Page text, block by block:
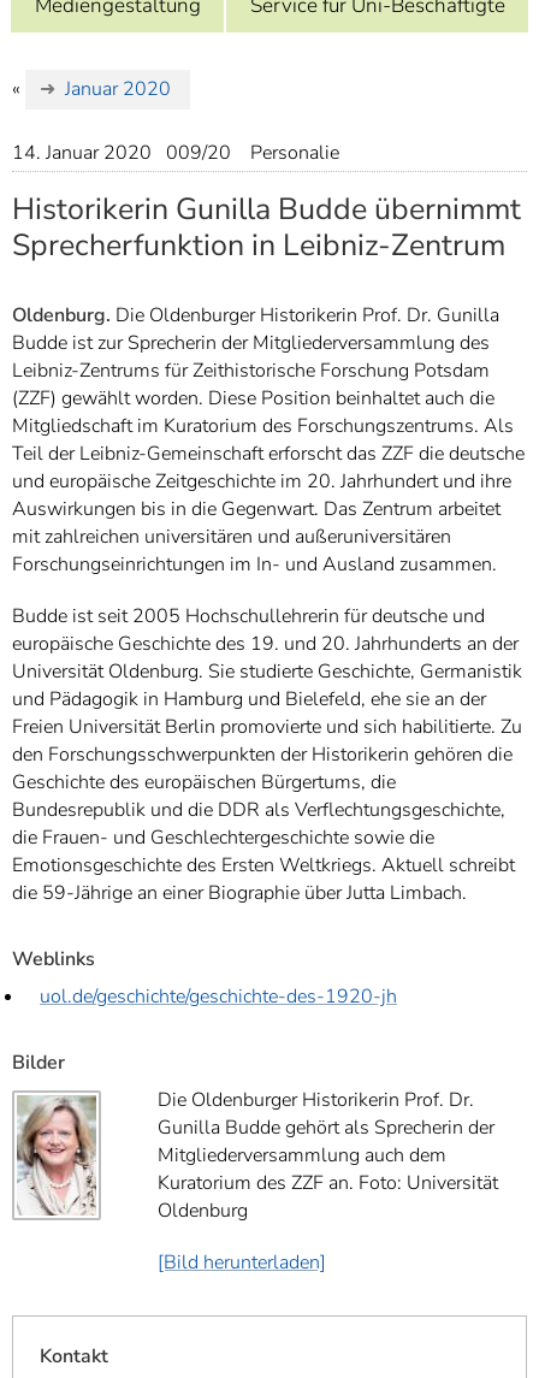
7]
Informationen zur
« Januar 2020
14. Januar 2020 009/20 Personalie
Historikerin Gunilla Budde übernimmt
Sprecherfunktion in Leibniz-Zentrum
Oldenburg. Die Oldenburger Historikerin Prof. Dr. Gunilla
Budde ist zur Sprecherin der Mitgliederversammlung des
Leibniz-Zentrums für Zeithistorische Forschung Potsdam
(ZZF) gewählt worden. Diese Position beinhaltet auch die
Mitgliedschaft im Kuratorium des Forschungszentrums. Als
Teil der Leibniz-Gemeinschaft erforscht das ZZF die deutsche
und europäische Zeitgeschichte im 20. Jahrhundert und ihre
Auswirkungen bis in die Gegenwart. Das Zentrum arbeitet
mit zahlreichen universitären und außeruniversitären
Forschungseinrichtungen im In- und Ausland zusammen.
Budde ist seit 2005 Hochschullehrerin für deutsche und
europäische Geschichte des 19. und 20. Jahrhunderts an der
Universität Oldenburg. Sie studierte Geschichte, Germanistik
und Pädagogik in Hamburg und Bielefeld, ehe sie an der
Freien Universität Berlin promovierte und sich habilitierte. Zu
den Forschungsschwerpunkten der Historikerin gehören die
Geschichte des europäischen Bürgertums, die
Bundesrepublik und die DDR als Verflechtungsgeschichte,
die Frauen- und Geschlechtergeschichte sowie die
Emotionsgeschichte des Ersten Weltkriegs. Aktuell schreibt
die 59-Jährige an einer Biographie über Jutta Limbach.
Weblinks
uol.de/geschichte/geschichte-des-1920-jh
Bilder
Die Oldenburger Historikerin Prof. Dr.
Gunilla Budde gehört als Sprecherin der
Mitgliederversammlung auch dem
Kuratorium des ZZF an. Foto: Universität
Oldenburg
[Bild herunterladen]
Kontakt